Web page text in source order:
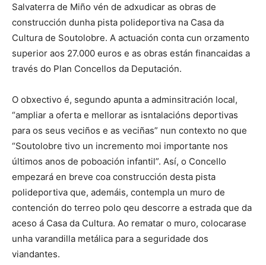
Salvaterra de Miño vén de adxudicar as obras de
construcción dunha pista polideportiva na Casa da
Cultura de Soutolobre. A actuación conta cun orzamento
superior aos 27.000 euros e as obras están financaidas a
través do Plan Concellos da Deputación.
O obxectivo é, segundo apunta a adminsitración local,
“ampliar a oferta e mellorar as isntalacións deportivas
para os seus veciños e as veciñas” nun contexto no que
“Soutolobre tivo un incremento moi importante nos
últimos anos de poboación infantil”. Así, o Concello
empezará en breve coa construcción desta pista
polideportiva que, ademáis, contempla un muro de
contención do terreo polo qeu descorre a estrada que da
aceso á Casa da Cultura. Ao rematar o muro, colocarase
unha varandilla metálica para a seguridade dos
viandantes.